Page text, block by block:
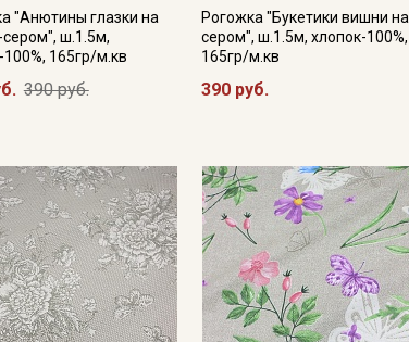
"Анютины глазки на
сером", ш.1.5м,
100%, 165гр/м.кв
390 руб.
Рогожка "Букетики вишни на
сером", ш.1.5м, хлопок-100%,
165гр/м.кв
390 руб.
на обработку персональных
рекламных и